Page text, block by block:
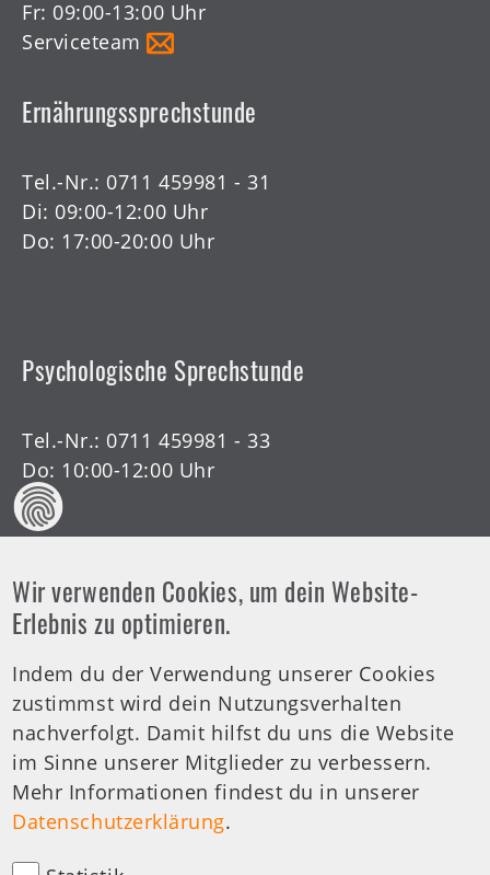
Fr: 09:00-13:00 Uhr
Serviceteam
Ernährungssprechstunde
Tel.-Nr.: 0711 459981 - 31
Di: 09:00-12:00 Uhr
Do: 17:00-20:00 Uhr
Psychologische Sprechstunde
Tel.-Nr.: 0711 459981 - 33
Do: 10:00-12:00 Uhr
Offene Arztsprechstunde
Tel.-Nr.: 0711 459981 - 30
Offene Sprechstunde
Di: 19:00-20:00 Uhr
medizinische Anfragen
Wir verwenden Cookies, um dein Website-
Erlebnis zu optimieren.
Indem du der Verwendung unserer Cookies
zustimmst wird dein Nutzungsverhalten
nachverfolgt. Damit hilfst du uns die Website
im Sinne unserer Mitglieder zu verbessern.
Mehr Informationen findest du in unserer
Datenschutzerklärung.